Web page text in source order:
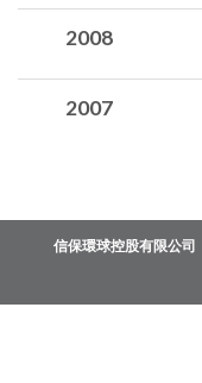
2008
2007
信保環球控股有限公司